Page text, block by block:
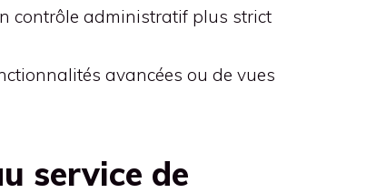
contrôle administratif plus strict
avancées ou de vues
service de